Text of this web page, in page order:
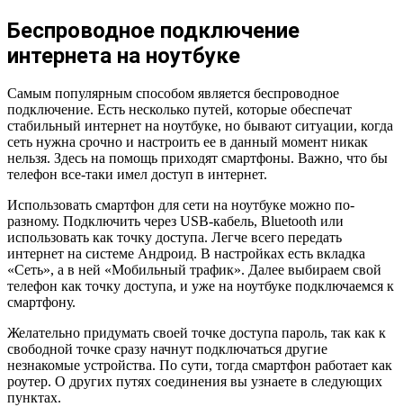
Беспроводное подключение
интернета на ноутбуке
Самым популярным способом является беспроводное
подключение. Есть несколько путей, которые обеспечат
стабильный интернет на ноутбуке, но бывают ситуации, когда
сеть нужна срочно и настроить ее в данный момент никак
нельзя. Здесь на помощь приходят смартфоны. Важно, что бы
телефон все-таки имел доступ в интернет.
Использовать смартфон для сети на ноутбуке можно по-
разному. Подключить через USB-кабель, Bluetooth или
использовать как точку доступа. Легче всего передать
интернет на системе Андроид. В настройках есть вкладка
«Сеть», а в ней «Мобильный трафик». Далее выбираем свой
телефон как точку доступа, и уже на ноутбуке подключаемся к
смартфону.
Желательно придумать своей точке доступа пароль, так как к
свободной точке сразу начнут подключаться другие
незнакомые устройства. По сути, тогда смартфон работает как
роутер. О других путях соединения вы узнаете в следующих
пунктах.